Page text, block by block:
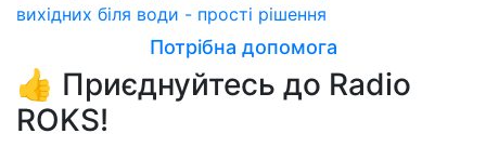
вихідних біля води - прості рішення
Потрібна допомога
👍 Приєднуйтесь до Radio
ROKS!